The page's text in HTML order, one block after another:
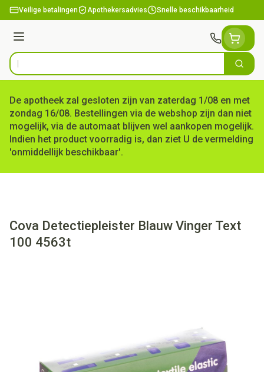
Ga naar de inhoud
Veilige betalingen Apothekersadvies Snelle beschikbaarheid
Menu
Product, merk, categorie... Zoek
De apotheek zal gesloten zijn van zaterdag 1/08 en met
zondag 16/08. Bestellingen via de webshop zijn dan niet
mogelijk, via de automaat blijven wel aankopen mogelijk.
Indien het product voorradig is, dan ziet U de vermelding
'onmiddellijk beschikbaar'.
Cova Detectiepleister Blauw Vinger Text
100 4563t